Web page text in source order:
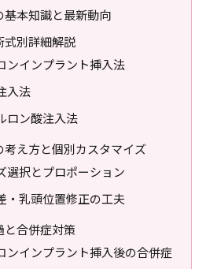
基本知識と最新動向
式別詳細解説
ンインプラント挿入法
入法
ロン酸注入法
考え方と個別カスタマイズ
選択とプロポーション
・乳頭位置修正の工夫
と合併症対策
ンインプラント挿入後の合併症